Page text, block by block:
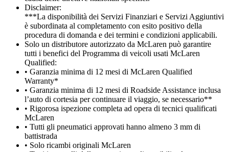
Disclaimer:
***La disponibilità dei Servizi Finanziari e Servizi Aggiuntivi
è subordinata al completamento con esito positivo della
procedura di domanda e dei termini e condizioni applicabili.
Solo un distributore autorizzato da McLaren può garantire
tutti i benefici del Programma di veicoli usati McLaren
Qualified:
• Garanzia minima di 12 mesi di McLaren Qualified
Warranty*
• Garanzia minima di 12 mesi di Roadside Assistance inclusa
l’auto di cortesia per continuare il viaggio, se necessario**
• Rigorosa ispezione completa ad opera di tecnici qualificati
McLaren
• Tutti gli pneumatici approvati hanno almeno 3 mm di
battistrada
• Solo ricambi originali McLaren